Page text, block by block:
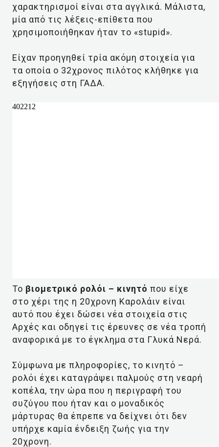
χαρακτηρισμοί είναι στα αγγλικά. Μάλιστα,
μία από τις λέξεις-επίθετα που
χρησιμοποιήθηκαν ήταν το «stupid».
Είχαν προηγηθεί τρία ακόμη στοιχεία για
τα οποία ο 32χρονος πιλότος κλήθηκε για
εξηγήσεις στη ΓΑΔΑ.
Το βιομετρικό ρολόι – κινητό που είχε
στο χέρι της η 20χρονη Καρολάιν είναι
αυτό που έχει δώσει νέα στοιχεία στις
Αρχές και οδηγεί τις έρευνες σε νέα τροπή
αναφορικά με το έγκλημα στα Γλυκά Νερά.
Σύμφωνα με πληροφορίες, το κινητό –
ρολόι έχει καταγράψει παλμούς στη νεαρή
κοπέλα, την ώρα που η περιγραφή του
συζύγου που ήταν και ο μοναδικός
μάρτυρας θα έπρεπε να δείχνει ότι δεν
υπήρχε καμία ένδειξη ζωής για την
20χρονη.